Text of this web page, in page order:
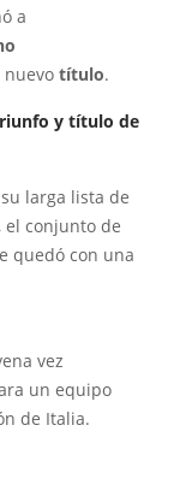
a
nuevo título.
y título de
larga lista de
conjunto de
quedó con una
vez
un equipo
de Italia.